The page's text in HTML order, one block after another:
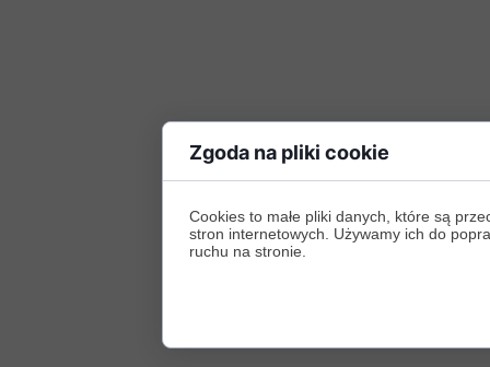
Zgoda na pliki cookie
Cookies to małe pliki danych, które są
stron internetowych. Używamy ich do
ruchu na stronie.